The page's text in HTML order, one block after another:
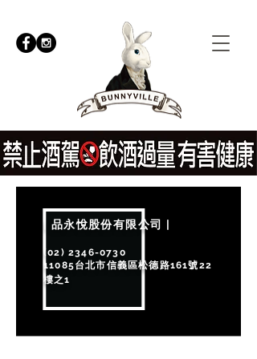
| 品永悅股份有限公司 |
​(02) 2346-0730
11085台北市信義區松德路161號22
樓之1